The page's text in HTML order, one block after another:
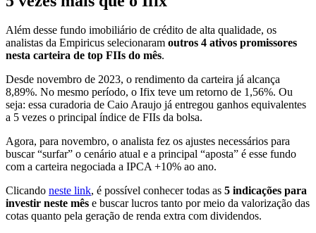
Além desse fundo imobiliário de crédito de alta qualidade, os
analistas da Empiricus selecionaram outros 4 ativos promissores
nesta carteira de top FIIs do mês.
Desde novembro de 2023, o rendimento da carteira já alcança
8,89%. No mesmo período, o Ifix teve um retorno de 1,56%. Ou
seja: essa curadoria de Caio Araujo já entregou ganhos equivalentes
a 5 vezes o principal índice de FIIs da bolsa.
Agora, para novembro, o analista fez os ajustes necessários para
buscar “surfar” o cenário atual e a principal “aposta” é esse fundo
com a carteira negociada a IPCA +10% ao ano.
Clicando neste link, é possível conhecer todas as 5 indicações para
investir neste mês e buscar lucros tanto por meio da valorização das
cotas quanto pela geração de renda extra com dividendos.